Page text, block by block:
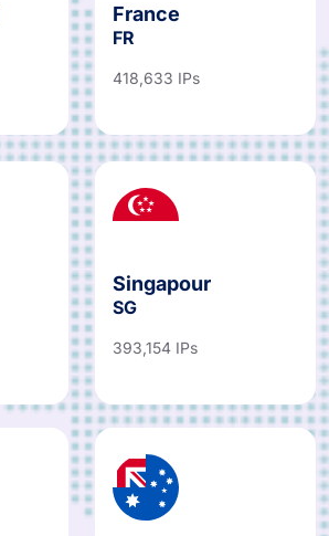
France
FR
418,633 IPs
Singapour
SG
393,154 IPs